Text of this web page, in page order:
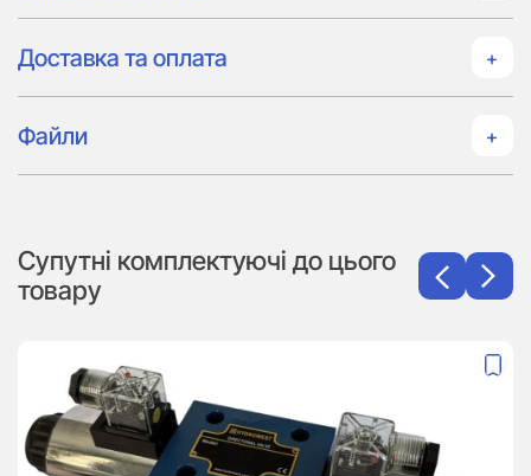
Доставка та оплата
Файли
Супутні комплектуючі до цього
товару